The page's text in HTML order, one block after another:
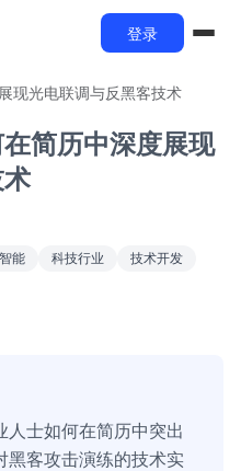
登录
现光电联调与反黑客技术
简历中深度展现
能 科技行业 技术开发
士如何在简历中突出
黑客攻击演练的技术实